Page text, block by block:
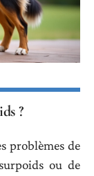
?
problèmes de
ou de